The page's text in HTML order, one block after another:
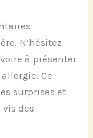
N’hésitez
à présenter
Ce
surprises et
des